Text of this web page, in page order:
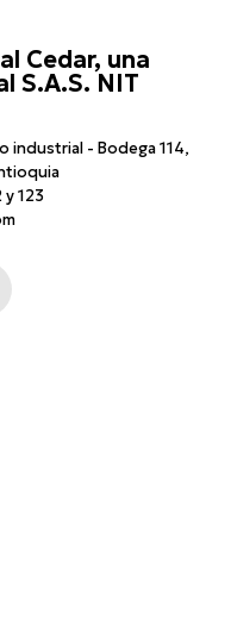
Cedar, una
S.A.S. NIT
industrial - Bodega 114,
123